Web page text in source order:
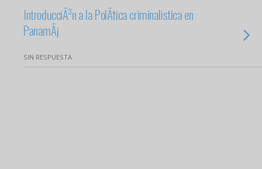
IntroducciÃ³n a la PolÃ­tica criminalistica en
PanamÃ¡
SIN RESPUESTA